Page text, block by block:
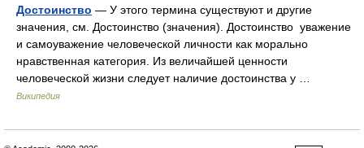
Достоинство — У этого термина существуют и другие
значения, см. Достоинство (значения). Достоинство уважение
и самоуважение человеческой личности как морально
нравственная категория. Из величайшей ценности
человеческой жизни следует наличие достоинства у …
Википедия